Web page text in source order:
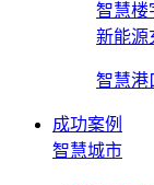
智慧楼
新能源
智慧港
成功案例
智慧城市